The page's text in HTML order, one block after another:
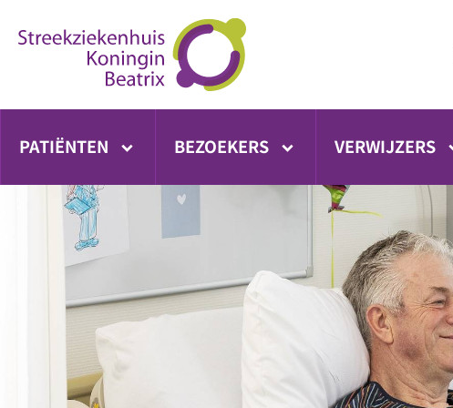
direct
PATIËNTEN BEZOEKERS VERWIJZERS